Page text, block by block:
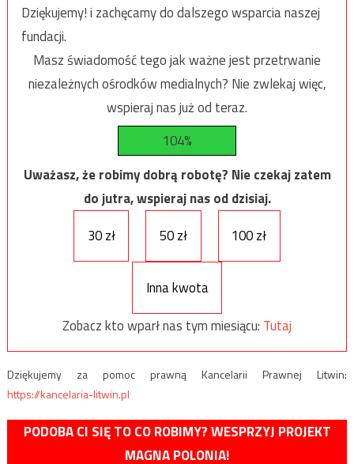
Dziękujemy! i zachęcamy do dalszego wsparcia naszej
fundacji.
Masz świadomość tego jak ważne jest przetrwanie
niezależnych ośrodków medialnych? Nie zwlekaj więc,
wspieraj nas już od teraz.
104%
Uważasz, że robimy dobrą robotę? Nie czekaj zatem
do jutra, wspieraj nas od dzisiaj.
30 zł
50 zł 100 zł
Inna kwota
Zobacz kto wparł nas tym miesiącu: Tutaj
Dziękujemy za pomoc prawną Kancelarii Prawnej Litwin:
https://kancelaria-litwin.pl
PODOBA CI SIĘ TO CO ROBIMY? WESPRZYJ PROJEKT
MAGNA POLONIA!